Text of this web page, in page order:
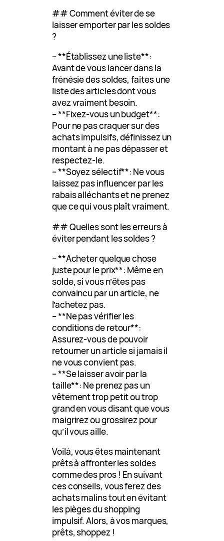
## Comment éviter de se
laisser emporter par les soldes
?
– **Établissez une liste**:
Avant de vous lancer dans la
frénésie des soldes, faites une
liste des articles dont vous
avez vraiment besoin.
– **Fixez-vous un budget**:
Pour ne pas craquer sur des
achats impulsifs, définissez un
montant à ne pas dépasser et
respectez-le.
– **Soyez sélectif**: Ne vous
laissez pas influencer par les
rabais alléchants et ne prenez
que ce qui vous plaît vraiment.
## Quelles sont les erreurs à
éviter pendant les soldes ?
– **Acheter quelque chose
juste pour le prix**: Même en
solde, si vous n’êtes pas
convaincu par un article, ne
l’achetez pas.
– **Ne pas vérifier les
conditions de retour**:
Assurez-vous de pouvoir
retourner un article si jamais il
ne vous convient pas.
– **Se laisser avoir par la
taille**: Ne prenez pas un
vêtement trop petit ou trop
grand en vous disant que vous
maigrirez ou grossirez pour
qu’il vous aille.
Voilà, vous êtes maintenant
prêts à affronter les soldes
comme des pros ! En suivant
ces conseils, vous ferez des
achats malins tout en évitant
les pièges du shopping
impulsif. Alors, à vos marques,
prêts, shoppez !